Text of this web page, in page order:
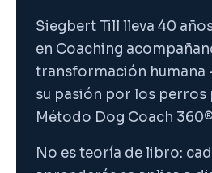
Siegbert Till lleva 40
en Coaching
transformación humana
su pasión por los perros
Método Dog Coach
No es teoría de libro: